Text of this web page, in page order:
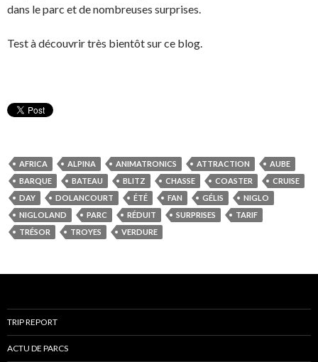
dans le parc et de nombreuses surprises.
Test à découvrir très bientôt sur ce blog.
AFRICA ALPINA ANIMATRONICS ATTRACTION
AUBE
BARQUE
BATEAU BLITZ CHASSE COASTER
CRUISE
DAY
DOLANCOURT ÉTÉ FAN GÉLIS
NIGLO
NIGLOLAND
PARC RÉDUIT SURPRISES
TARIF
TRÉSOR
TROYES VERDURE
TRIP REPORT
ACTU DE PARCS